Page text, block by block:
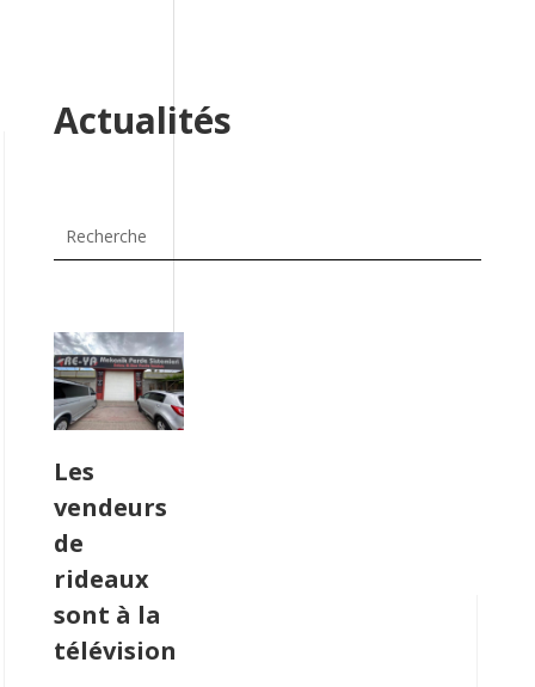
Actualités
Les
vendeurs
de
rideaux
sont à la
télévision